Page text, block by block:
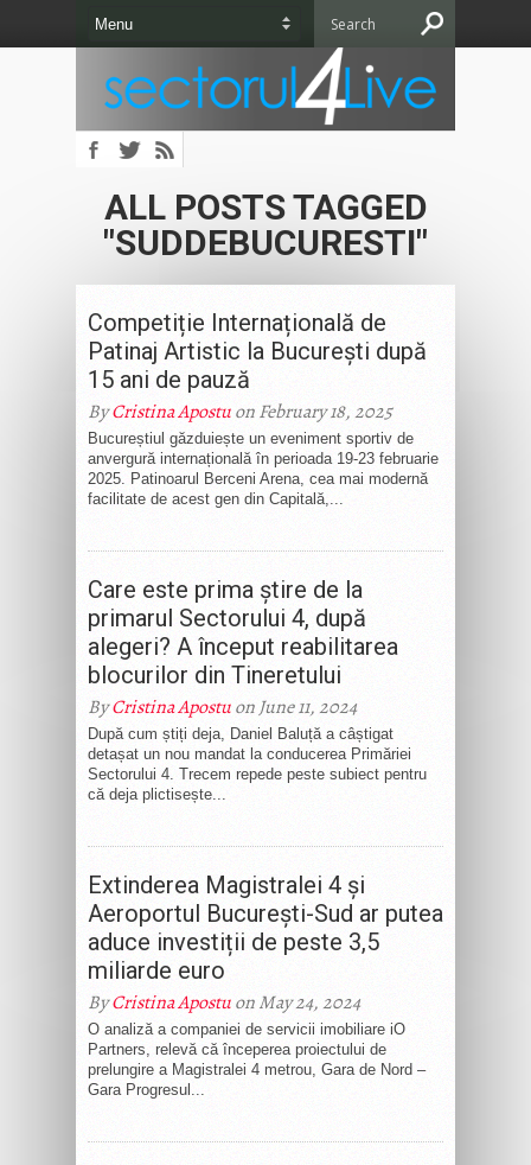
ALL POSTS TAGGED
"SUDDEBUCURESTI"
Competiție Internațională de
Patinaj Artistic la București după
15 ani de pauză
ByCristina Apostuon February 18, 2025
Bucureștiul găzduiește un eveniment sportiv de
anvergură internațională în perioada 19-23 februarie
2025. Patinoarul Berceni Arena, cea mai modernă
facilitate de acest gen din Capitală,...
Care este prima știre de la
primarul Sectorului 4, după
alegeri? A început reabilitarea
blocurilor din Tineretului
ByCristina Apostuon June 11, 2024
După cum știți deja, Daniel Baluță a câștigat
detașat un nou mandat la conducerea Primăriei
Sectorului 4. Trecem repede peste subiect pentru
că deja plictisește...
Extinderea Magistralei 4 și
Aeroportul București-Sud ar putea
aduce investiții de peste 3,5
miliarde euro
ByCristina Apostuon May 24, 2024
O analiză a companiei de servicii imobiliare iO
Partners, relevă că începerea proiectului de
prelungire a Magistralei 4 metrou, Gara de Nord –
Gara Progresul...